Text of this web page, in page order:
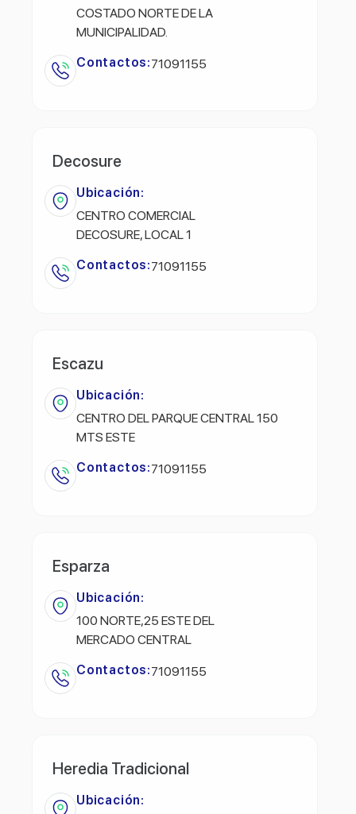
COSTADO NORTE DE LA
MUNICIPALIDAD.
Contactos:71091155
Decosure
Ubicación:
CENTRO COMERCIAL
DECOSURE, LOCAL 1
Contactos:71091155
Escazu
Ubicación:
CENTRO DEL PARQUE CENTRAL 150
MTS ESTE
Contactos:71091155
Esparza
Ubicación:
100 NORTE,25 ESTE DEL
MERCADO CENTRAL
Contactos:71091155
Heredia Tradicional
Ubicación: